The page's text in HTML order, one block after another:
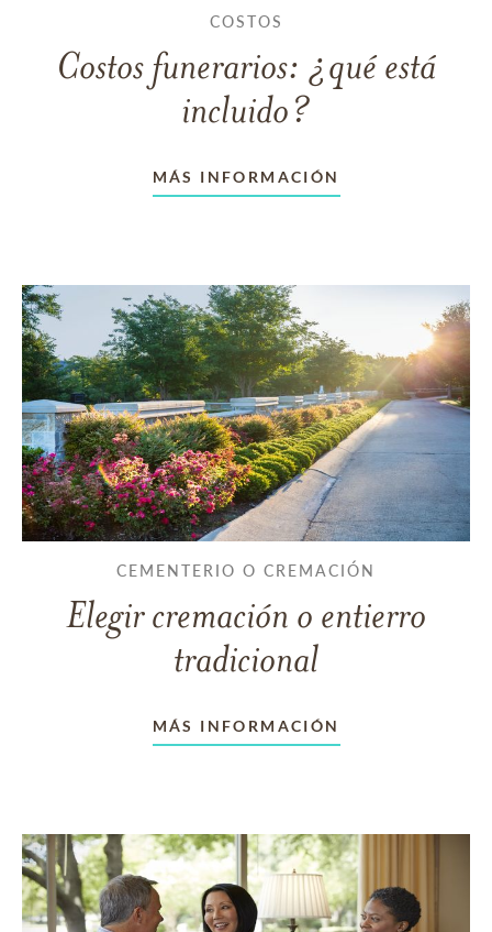
COSTOS
Costos funerarios: ¿qué está
incluido?
MÁS INFORMACIÓN
CEMENTERIO O CREMACIÓN
Elegir cremación o entierro
tradicional
MÁS INFORMACIÓN